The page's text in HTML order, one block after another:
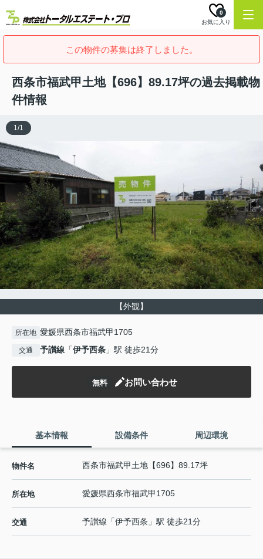
お気に入り
0
この物件の募集は終了しました。
西条市福武甲土地【696】89.17坪の過去掲載物
件情報
【外観】
1/1
所在地 愛媛県西条市福武甲1705
交通 予讃線 「伊予西条 」駅 徒歩21分
無料 お問い合わせ
基本情報 設備条件 周辺環境
物件名 西条市福武甲土地【696】89.17坪
所在地 愛媛県西条市福武甲1705
交通 予讃線 「伊予西条 」駅 徒歩21分